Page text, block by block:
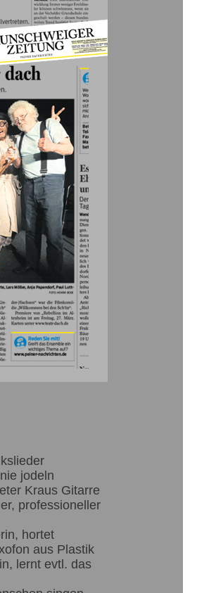
jodeln
Kraus Gitarre
professioneller
hortet
aus Plastik
lernt evtl. das